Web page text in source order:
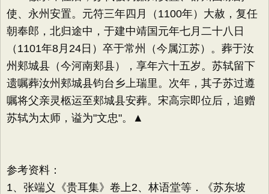
使、永州安置。元符三年四月（1100年）大赦，复任
朝奉郎，北归途中，于建中靖国元年七月二十八日
（1101年8月24日）卒于常州（今属江苏）。葬于汝
州郏城县（今河南郏县），享年六十五岁。苏轼留下
遗嘱葬汝州郏城县钧台乡上瑞里。次年，其子苏过遵
嘱将父亲灵柩运至郏城县安葬。宋高宗即位后，追赠
苏轼为太师，谥为"文忠"。▲
参考资料：
1、张端义《贵耳集》卷上2、林语堂等．《苏东坡